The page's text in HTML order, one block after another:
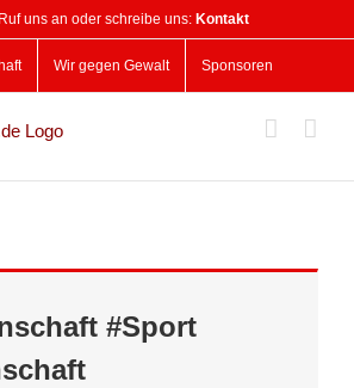
uns an oder schreibe uns: Kontakt
Wir gegen Gewalt Sponsoren
#Sport